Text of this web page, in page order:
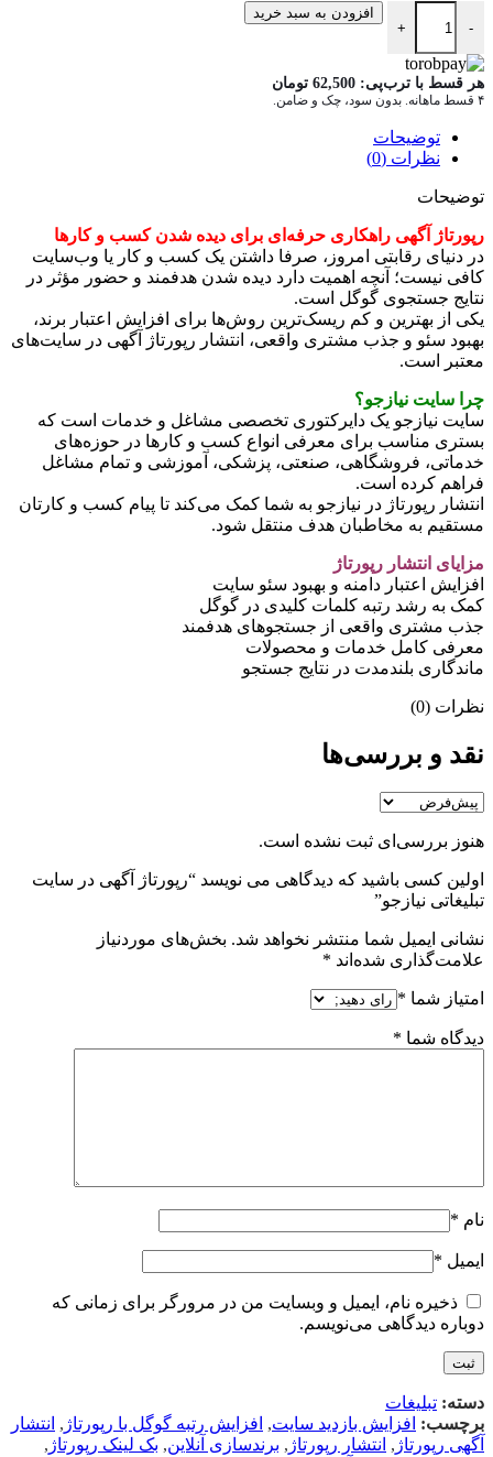
-
رپورتاژ آگهی در سایت تبلیغاتی نیازجو عدد
+
افزودن به سبد خرید
هر قسط با ترب‌پی: 62,500 تومان
۴ قسط ماهانه. بدون سود، چک و ضامن.
توضیحات
نظرات (0)
توضیحات
رپورتاژ آگهی راهکاری حرفه‌ای برای دیده شدن کسب و کارها
در دنیای رقابتی امروز، صرفا داشتن یک کسب و کار یا وب‌سایت
کافی نیست؛ آنچه اهمیت دارد دیده شدن هدفمند و حضور مؤثر در
نتایج جستجوی گوگل است.
یکی از بهترین و کم ریسک‌ترین روش‌ها برای افزایش اعتبار برند،
بهبود سئو و جذب مشتری واقعی، انتشار رپورتاژ آگهی در سایت‌های
معتبر است.
چرا سایت نیازجو؟
سایت نیازجو یک دایرکتوری تخصصی مشاغل و خدمات است که
بستری مناسب برای معرفی انواع کسب و کارها در حوزه‌های
خدماتی، فروشگاهی، صنعتی، پزشکی، آموزشی و تمام مشاغل
فراهم کرده است.
انتشار رپورتاژ در نیازجو به شما کمک می‌کند تا پیام کسب و کارتان
مستقیم به مخاطبان هدف منتقل شود.
مزایای انتشار رپورتاژ
افزایش اعتبار دامنه و بهبود سئو سایت
کمک به رشد رتبه کلمات کلیدی در گوگل
جذب مشتری واقعی از جستجوهای هدفمند
معرفی کامل خدمات و محصولات
ماندگاری بلندمدت در نتایج جستجو
نظرات (0)
نقد و بررسی‌ها
هنوز بررسی‌ای ثبت نشده است.
اولین کسی باشید که دیدگاهی می نویسد “رپورتاژ آگهی در سایت
تبلیغاتی نیازجو”
نشانی ایمیل شما منتشر نخواهد شد. بخش‌های موردنیاز
علامت‌گذاری شده‌اند *
امتیاز شما *
دیدگاه شما *
نام *
ایمیل *
ذخیره نام، ایمیل و وبسایت من در مرورگر برای زمانی که
دوباره دیدگاهی می‌نویسم.
دسته: تبلیغات
برچسب: افزایش بازدید سایت, افزایش رتبه گوگل با رپورتاژ , انتشار
آگهی رپورتاژ , انتشار رپورتاژ , برندسازی آنلاین, بک لینک رپورتاژ ,